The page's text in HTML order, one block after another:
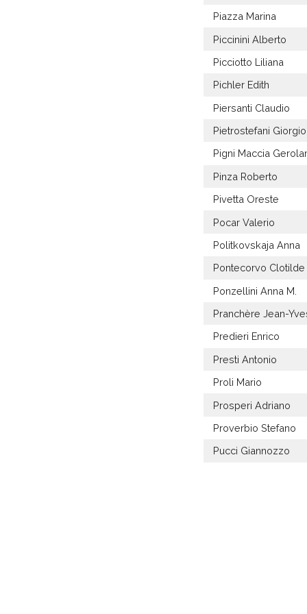
Piazza Marina
Piccinini Alberto
Picciotto Liliana
Pichler Edith
Piersanti Claudio
Pietrostefani Giorgio
Pigni Maccia
Pinza Roberto
Pivetta Oreste
Pocar Valerio
Politkovskaja Anna
Pontecorvo Clotilde
Ponzellini Anna M.
Pranchère Jean-
Predieri Enrico
Presti Antonio
Proli Mario
Prosperi Adriano
Proverbio Stefano
Pucci Giannozzo